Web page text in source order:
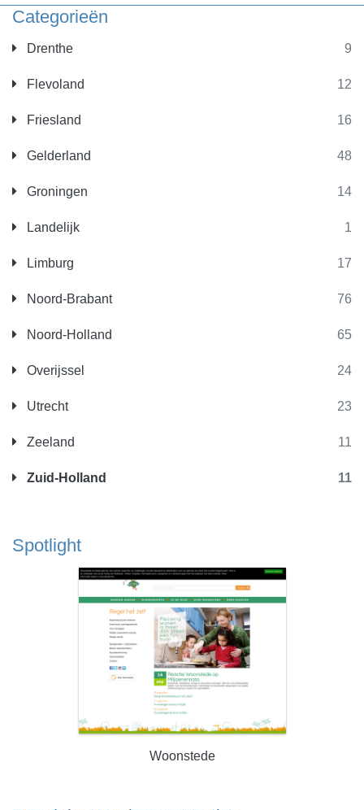
Categorieën
Drenthe 9
Flevoland 12
Friesland 16
Gelderland 48
Groningen 14
Landelijk 1
Limburg 17
Noord-Brabant 76
Noord-Holland 65
Overijssel 24
Utrecht 23
Zeeland 11
Zuid-Holland 11
Spotlight
Woonstede